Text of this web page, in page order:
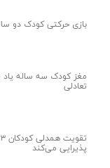
بازی حرکتی کودک دو
مغز کودک سه ساله یاد
تعادلی
پذیرایی می‌کند